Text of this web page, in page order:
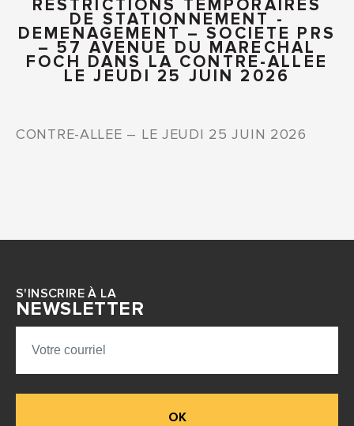
RESTRICTIONS TEMPORAIRES
DE STATIONNEMENT -
DEMENAGEMENT – SOCIETE PRS
– 57 AVENUE DU MARECHAL
FOCH DANS LA CONTRE-ALLEE
LE JEUDI 25 JUIN 2026
CONTRE-ALLEE – LE JEUDI 25 JUIN 2026
S'INSCRIRE À LA
NEWSLETTER
OK